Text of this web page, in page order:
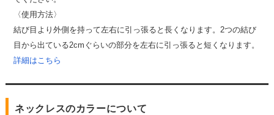
〈使用方法〉
結び目より外側を持って左右に引っ張ると長くなります。2つの結び
目から出ている2cmぐらいの部分を左右に引っ張ると短くなります。
詳細はこちら
ネックレスのカラーについて